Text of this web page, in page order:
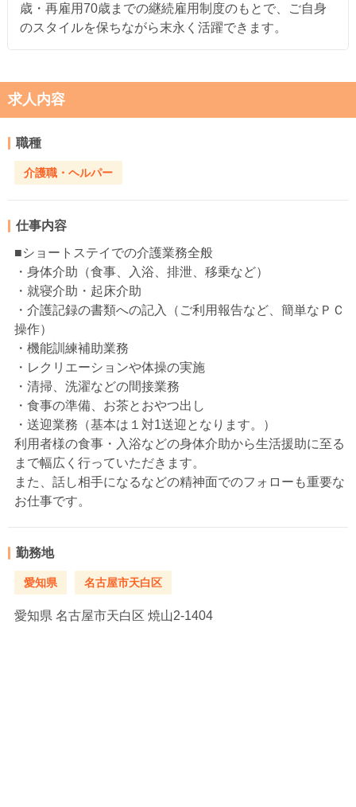
歳・再雇用70歳までの継続雇用制度のもとで、ご自身
のスタイルを保ちながら末永く活躍できます。
求人内容
職種
介護職・ヘルパー
仕事内容
■ショートステイでの介護業務全般
・身体介助（食事、入浴、排泄、移乗など）
・就寝介助・起床介助
・介護記録の書類への記入（ご利用報告など、簡単なＰＣ
操作）
・機能訓練補助業務
・レクリエーションや体操の実施
・清掃、洗濯などの間接業務
・食事の準備、お茶とおやつ出し
・送迎業務（基本は１対1送迎となります。）
利用者様の食事・入浴などの身体介助から生活援助に至る
まで幅広く行っていただきます。
また、話し相手になるなどの精神面でのフォローも重要な
お仕事です。
勤務地
愛知県 名古屋市天白区
愛知県 名古屋市天白区 焼山2-1404